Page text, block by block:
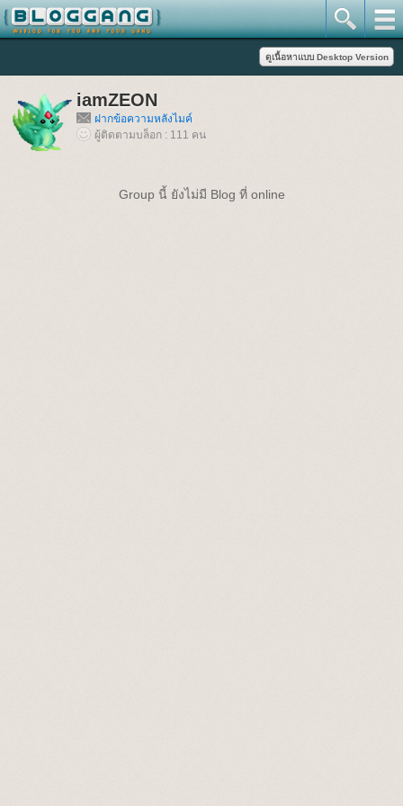
iamZEON
ฝากข้อความหลังไมค์
ผู้ติดตามบล็อก : 111 คน
Group นี้ ยังไม่มี Blog ที่ online